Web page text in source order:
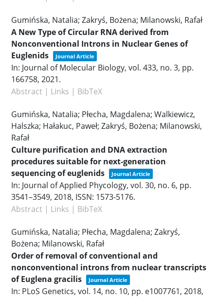
Gumińska, Natalia; Zakryś, Bożena; Milanowski, Rafał
A New Type of Circular RNA derived from
Nonconventional Introns in Nuclear Genes of
Euglenids
Journal Article
In: Journal of Molecular Biology, vol. 433, no. 3, pp.
166758, 2021.
Abstract | Links | BibTeX
Gumińska, Natalia; Płecha, Magdalena; Walkiewicz,
Halszka; Hałakuc, Paweł; Zakryś, Bożena; Milanowski,
Rafał
Culture purification and DNA extraction
procedures suitable for next-generation
sequencing of euglenids
Journal Article
In: Journal of Applied Phycology, vol. 30, no. 6, pp.
3541–3549, 2018, ISSN: 1573-5176.
Abstract | Links | BibTeX
Gumińska, Natalia; Płecha, Magdalena; Zakryś,
Bożena; Milanowski, Rafał
Order of removal of conventional and
nonconventional introns from nuclear transcripts
of Euglena gracilis
Journal Article
In: PLoS Genetics, vol. 14, no. 10, pp. e1007761, 2018,